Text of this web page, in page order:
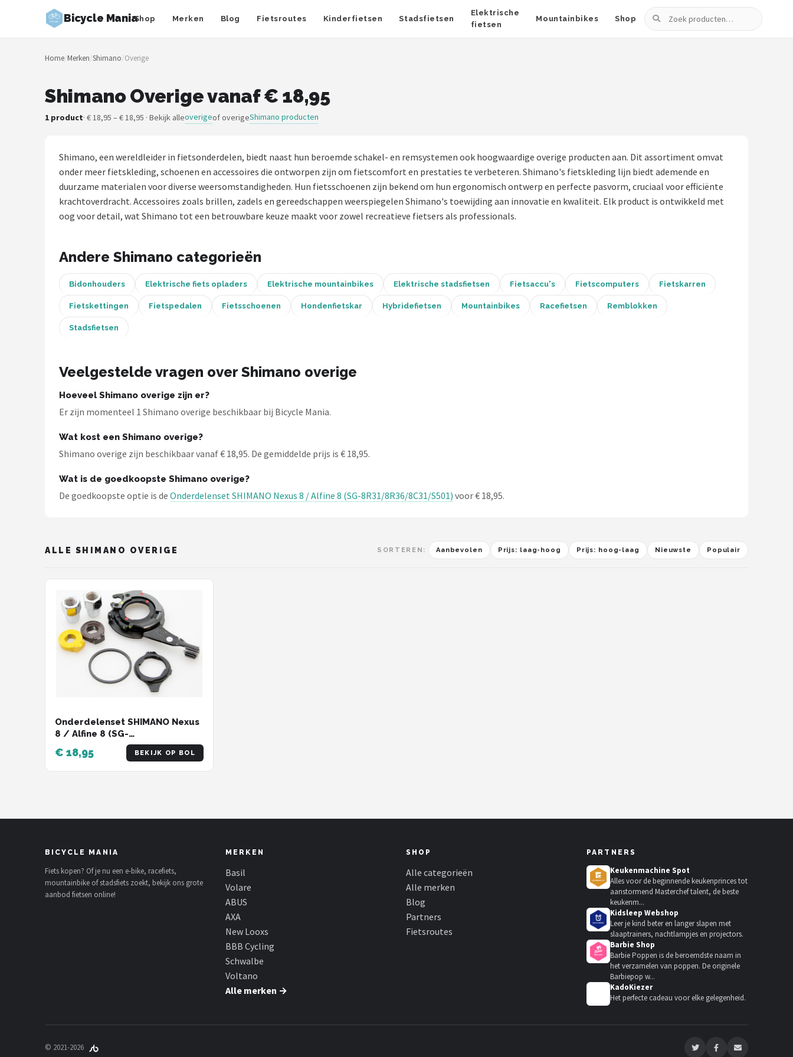
Bicycle ManiaShop Merken Blog Fietsroutes Kinderfietsen Stadsfietsen
Elektrische
fietsen
Mountainbikes Shop
Zoeken
Zoeken
NAVIGATIE
Merken
Fietsroutes
Kinderfietsen
Elektrische fietsen
Mountainbikes
New Looxs
BBB Cycling
Alle merken →
Home/Merken/Shimano/Overige
Shimano Overige vanaf € 18,95
1 product· € 18,95 – € 18,95 · Bekijk alleoverigeof overigeShimano producten
Shimano, een wereldleider in fietsonderdelen, biedt naast hun beroemde schakel- en remsystemen ook hoogwaardige overige producten aan. Dit assortiment omvat
onder meer fietskleding, schoenen en accessoires die ontworpen zijn om fietscomfort en prestaties te verbeteren. Shimano's fietskleding lijn biedt ademende en
duurzame materialen voor diverse weersomstandigheden. Hun fietsschoenen zijn bekend om hun ergonomisch ontwerp en perfecte pasvorm, cruciaal voor efficiënte
krachtoverdracht. Accessoires zoals brillen, zadels en gereedschappen weerspiegelen Shimano's toewijding aan innovatie en kwaliteit. Elk product is ontwikkeld met
oog voor detail, wat Shimano tot een betrouwbare keuze maakt voor zowel recreatieve fietsers als professionals.
Andere Shimano categorieën
Bidonhouders Elektrische fiets opladers Elektrische mountainbikes Elektrische stadsfietsen Fietsaccu's Fietscomputers Fietskarren
Fietskettingen Fietspedalen Fietsschoenen Hondenfietskar Hybridefietsen Mountainbikes Racefietsen Remblokken
Stadsfietsen
Veelgestelde vragen over Shimano overige
Hoeveel Shimano overige zijn er?
Er zijn momenteel 1 Shimano overige beschikbaar bij Bicycle Mania.
Wat kost een Shimano overige?
Shimano overige zijn beschikbaar vanaf € 18,95. De gemiddelde prijs is € 18,95.
Wat is de goedkoopste Shimano overige?
De goedkoopste optie is de Onderdelenset SHIMANO Nexus 8 / Alfine 8 (SG-8R31/8R36/8C31/S501) voor € 18,95.
ALLE SHIMANO OVERIGE SORTEREN: Aanbevolen Prijs: laag-hoog Prijs: hoog-laag Nieuwste Populair
Onderdelenset SHIMANO Nexus
8 / Alfine 8 (SG-
8R31/8R36/8C31/S501)
€ 18,95 BEKIJK OP BOL
BICYCLE MANIA
Fiets kopen? Of je nu een e-bike, racefiets,
mountainbike of stadsfiets zoekt, bekijk ons grote
aanbod fietsen online!
MERKEN
Basil
Volare
ABUS
AXA
New Looxs
BBB Cycling
Schwalbe
Voltano
Alle merken →
SHOP
Alle categorieën
Alle merken
Blog
Partners
Fietsroutes
PARTNERS
Keukenmachine Spot
Alles voor de beginnende keukenprinces tot
aanstormend Masterchef talent, de beste
keukenm...
Kidsleep Webshop
Leer je kind beter en langer slapen met
slaaptrainers, nachtlampjes en projectors.
Barbie Shop
Barbie Poppen is de beroemdste naam in
het verzamelen van poppen. De originele
Barbiepop w...
KadoKiezer
Het perfecte cadeau voor elke gelegenheid.
© 2021-2026